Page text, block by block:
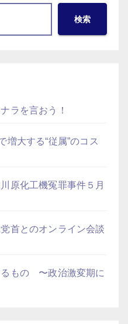
検索
ラを言おう！
増大する“従属”のコス
原化工機冤罪事件５月
首とのオンライン会談
るもの 〜政治激変期に